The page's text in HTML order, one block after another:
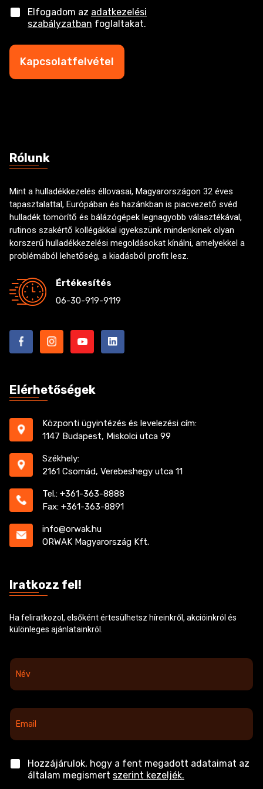
f
o
z
m
C
c
o
Elfogadom az adatkezelési
szabályzatban foglaltakat.
Kapcsolatfelvétel
Rólunk
Mint a hulladékkezelés éllovasai, Magyarországon 32 éves
tapasztalattal, Európában és hazánkban is piacvezető svéd
hulladék tömörítő és bálázógépek legnagyobb választékával,
rutinos szakértő kollégákkal igyekszünk mindenkinek olyan
korszerű hulladékkezelési megoldásokat kínálni, amelyekkel a
problémából lehetőség, a kiadásból profit lesz.
Értékesítés
06-30-919-9119
Elérhetőségek
Központi ügyintézés és levelezési cím:
1147 Budapest, Miskolci utca 99
Székhely:
2161 Csomád, Verebeshegy utca 11
Tel.: +361-363-8888
Fax: +361-363-8891
info@orwak.hu
ORWAK Magyarország Kft.
Iratkozz fel!
Ha feliratkozol, elsőként értesülhetsz híreinkről, akcióinkról és
különleges ajánlatainkról.
N
v
E
m
a
l
*
C
Hozzájárulok, hogy a fent megadott adataimat az
általam megismert szerint kezeljék.